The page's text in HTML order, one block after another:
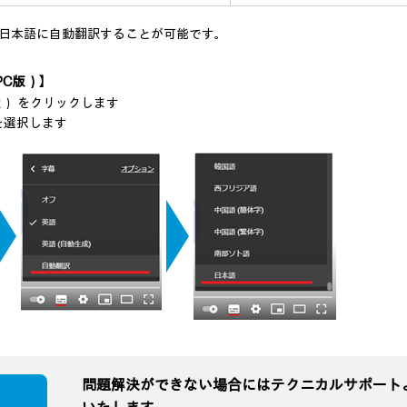
語に自動翻訳することが可能です。
版）】
をクリックします
択します
問題解決ができない場合にはテクニカルサポート